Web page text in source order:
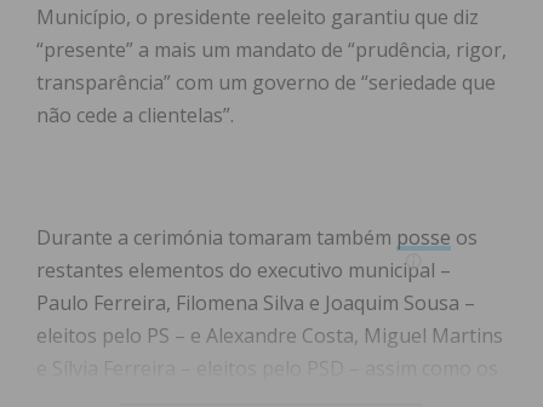
Município, o presidente reeleito garantiu que diz
“presente” a mais um mandato de “prudência, rigor,
transparência” com um governo de “seriedade que
não cede a clientelas”.
Durante a cerimónia tomaram também posse os
restantes elementos do executivo municipal –
Paulo Ferreira, Filomena Silva e Joaquim Sousa –
eleitos pelo PS – e Alexandre Costa, Miguel Martins